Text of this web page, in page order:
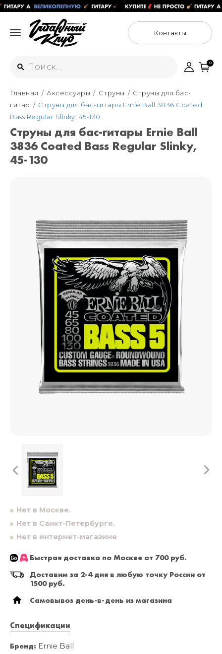
Контакты
Интернет-магазин
+7 (925) 125-54-44
Москва
+7 (925) 176-55-65
ул. Большая Новодмитровская 36с15,
Санкт-Петербург
0
Главная Аксессуары Струны
Струны для бас-
гитар
Струны для бас-гитары Ernie Ball 3836 Coated
Bass Regular Slinky, 45-130
Струны для бас-гитары Ernie Ball
3836 Coated Bass Regular Slinky,
45-130
Нет в Москве.
Нет в Санкт-Петербурге.
Нет в интернет-магазине
Быстрая доставка по Москве от 700 руб.
Доставим за 2-4 дня в любую точку России от
1500 руб.
Самовывоз день-в-день из магазина
Спецификации
Бренд: Ernie Ball